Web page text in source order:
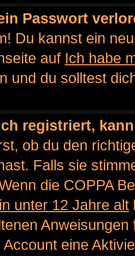
Passwort
Du kannst ein
auf Ich habe
und du solltest
registriert,
ob du den
Falls sie
die COPPA
unter 12 Jahre alt
eine